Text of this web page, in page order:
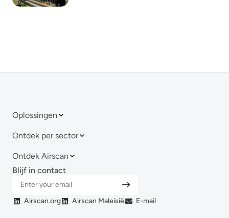
Oplossingen
Ontdek per sector
Ontdek Airscan
Blijf in contact
Airscan.org Airscan Maleisië E-mail